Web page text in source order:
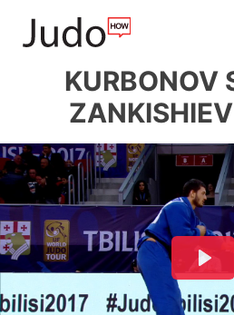
KURBONOV